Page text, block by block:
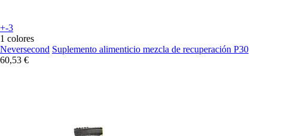
+-3
1 colores
Neversecond Suplemento alimenticio mezcla de recuperación P30
60,53 €